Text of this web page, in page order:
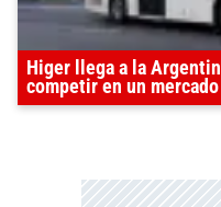
Higer llega a la
competir en un